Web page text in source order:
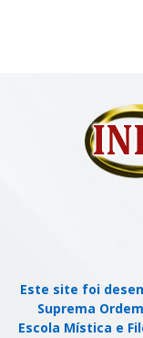
Este site foi
Suprema
Escola Mística e